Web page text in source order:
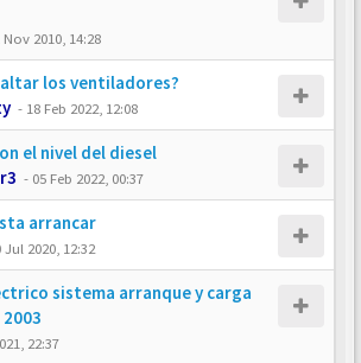
Nov 2010, 14:28
los ventiladores?
- 18 Feb 2022, 12:08
el nivel del diesel
- 05 Feb 2022, 00:37
arrancar
Jul 2020, 12:32
sistema arranque y carga
22:37